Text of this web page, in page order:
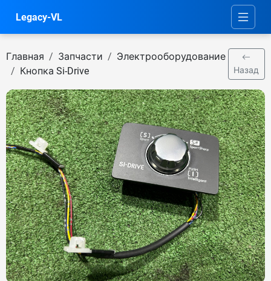
Legacy-VL
Главная Запчасти
Электрооборудование
Кнопка Si-Drive
Назад